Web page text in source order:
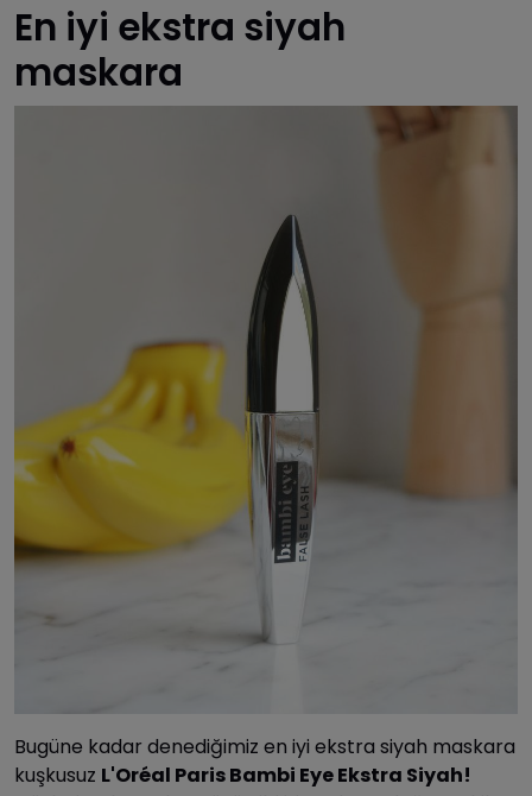
En iyi ekstra siyah
maskara
Bugüne kadar denediğimiz en iyi ekstra siyah maskara
kuşkusuz L'Oréal Paris Bambi Eye Ekstra Siyah!